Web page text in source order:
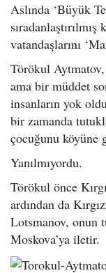
Aslında ‘Büyük
vatandaşlarını
Törökul
ama bir müddet
insanların yok
bir zamanda
çocuğunu köyüne
Yanılmıyordu.
Törökul önce
ardından da
Lotsmanov, onun
Moskova’ya iletir.